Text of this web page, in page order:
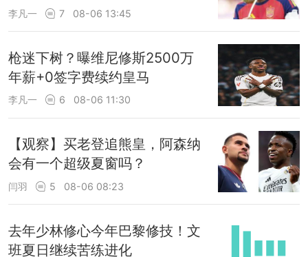
李凡一 7 08-06 13:45
枪迷下树？曝维尼修斯2500万
年薪+0签字费续约皇马
李凡一 6 08-06 11:30
【观察】买老登追熊皇，阿森纳
会有一个超级夏窗吗？
闫羽 5 08-06 08:23
去年少林修心今年巴黎修技！文
班夏日继续苦练进化